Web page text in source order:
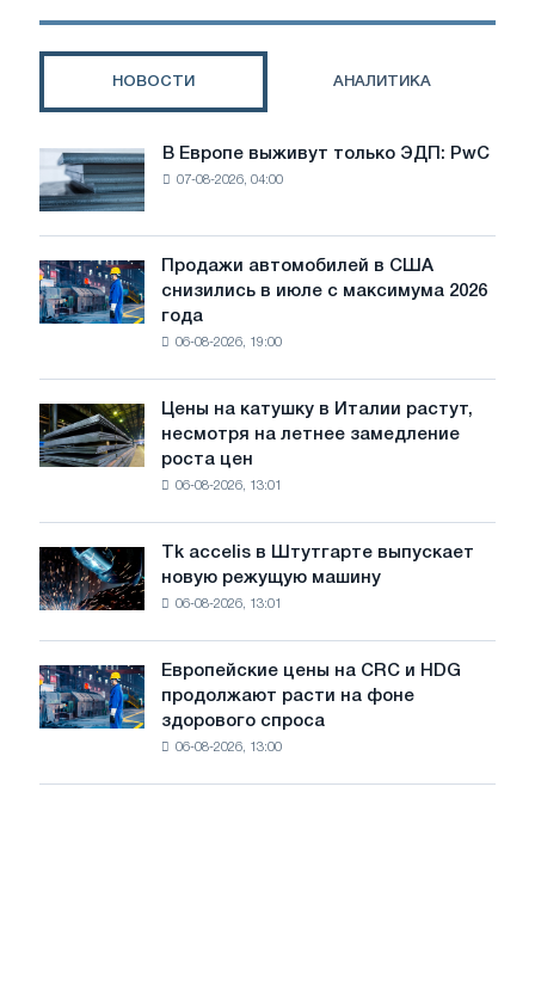
НОВОСТИ АНАЛИТИКА
Европе
выживут
только
ЭДП:
PwC
В Европе выживут только ЭДП: PwC
07-08-2026, 04:00
Продажи
автомобилей
в
июле
с
года
Продажи автомобилей в США
снизились в июле с максимума 2026
года
06-08-2026, 19:00
Цены
на
катушку
несмотря
на
замедление
роста
цен
Цены на катушку в Италии растут,
несмотря на летнее замедление
роста цен
06-08-2026, 13:01
Tk
accelis
в
новую
режущую
Tk accelis в Штутгарте выпускает
новую режущую машину
06-08-2026, 13:01
Европейские
цены
на
Европейские цены на CRC и HDG
продолжают расти на фоне
здорового спроса
06-08-2026, 13:00